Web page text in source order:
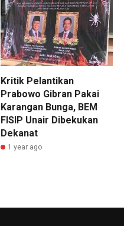
Kritik Pelantikan
Prabowo Gibran Pakai
Karangan Bunga, BEM
FISIP Unair Dibekukan
Dekanat
1 year ago